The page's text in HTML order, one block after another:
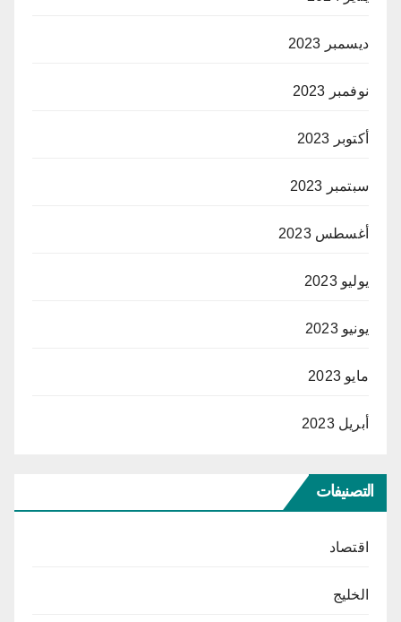
ديسمبر 2023
نوفمبر 2023
أكتوبر 2023
سبتمبر 2023
أغسطس 2023
يوليو 2023
يونيو 2023
مايو 2023
أبريل 2023
التصنيفات
اقتصاد
الخليج